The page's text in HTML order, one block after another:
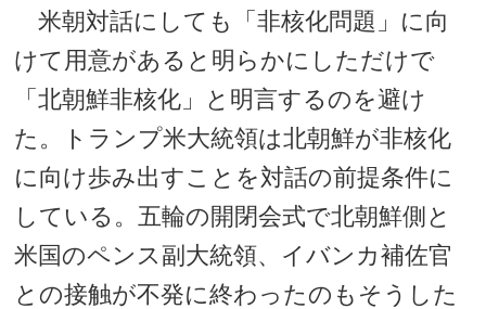
米朝対話にしても「非核化問題」に向
けて用意があると明らかにしただけで
「北朝鮮非核化」と明言するのを避け
た。トランプ米大統領は北朝鮮が非核化
に向け歩み出すことを対話の前提条件に
している。五輪の開閉会式で北朝鮮側と
米国のペンス副大統領、イバンカ補佐官
との接触が不発に終わったのもそうした